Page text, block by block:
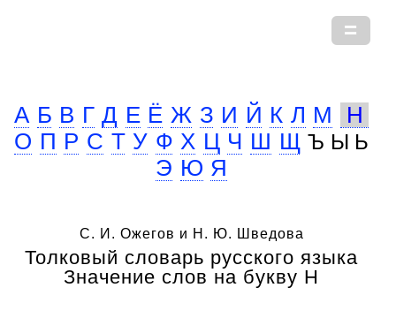
А Б В Г Д Е Ё Ж З И Й К Л М
Н
О П Р С Т У Ф Х Ц Ч Ш Щ Ъ Ы Ь
Э Ю Я
С. И. Ожегов и Н. Ю. Шведова
Толковый словарь русского языка
Значение слов на букву Н